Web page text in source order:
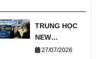
TRUNG HỌC
NEW
ZEALAND
27/07/2026